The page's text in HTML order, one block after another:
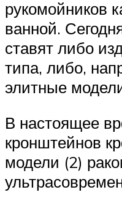
рукомойников
ванной.
ставят либо
типа, либо,
элитные
В настоящее
кронштейнов
модели (2)